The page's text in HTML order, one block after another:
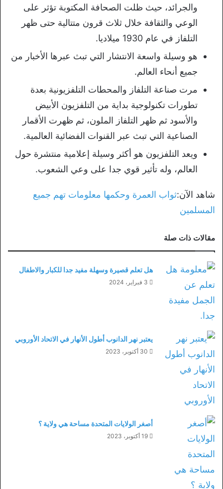
والجرائد، حيث ظلت الصحافة المكتوبة تؤثر على
الوعي والثقافة خلال ثلاث قرون متتالية حتى ظهر
التلفاز في عام 1930 ميلاديا.
هو وسيلة واسعة الانتشار التي تبث عبرها الأخبار من
جميع أنحاء العالم.
مرت صناعة التلفاز والمحطات التلفزيونية بعدة
تطورات تكنولوجية بداية من التلفزيون الأبيض
والأسود ثم ظهر التلفاز الملون، ثم ظهرت الأقمار
الصناعية التي تبث عبر القنوات الفضائية العالمية.
ويعد التلفزيون هو أكثر وسيلة إعلامية منتشرة حول
العالم، وله تأثير قوي جدا على وعي الشعوب.
شاهد الآن:ثواب العمرة وحكمها معلومات تهم جميع
المسلمين
مقالات ذات صلة
هل تعلم قصيرة وسهلة مفيد جدا للكبار والاطفال
3 فبراير، 2024
يعتبر نهر الدانوب أطول الأنهار في الاتحاد الأوروبي
30 أكتوبر، 2023
أصغر الولايات المتحدة مساحة هي ولاية ؟
19 أكتوبر، 2023